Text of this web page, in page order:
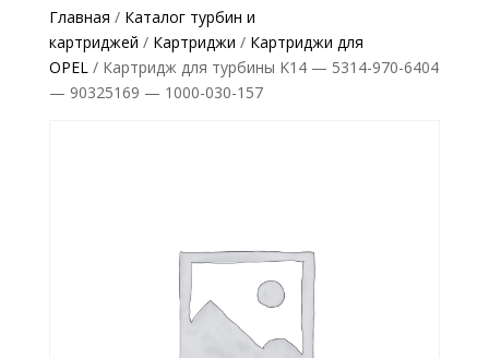
Главная / Каталог турбин и
картриджей / Картриджи / Картриджи для
OPEL/ Картридж для турбины K14 — 5314-970-6404
— 90325169 — 1000-030-157